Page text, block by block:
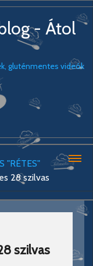
- Átol
gluténmentes videók
"RÉTES"
28 szilvas
szilvas